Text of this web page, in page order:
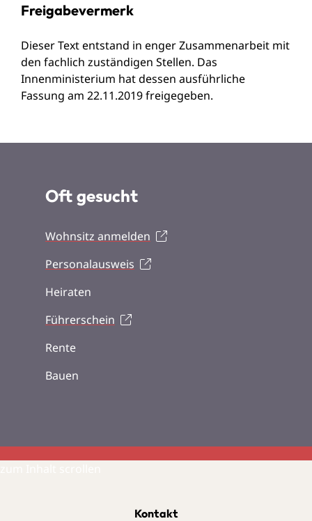
Freigabevermerk
Dieser Text entstand in enger Zusammenarbeit mit
den fachlich zuständigen Stellen. Das
Innenministerium hat dessen ausführliche
Fassung am 22.11.2019 freigegeben.
Oft gesucht
Wohnsitz anmelden
Personalausweis
Heiraten
Führerschein
Rente
Bauen
Kontakt